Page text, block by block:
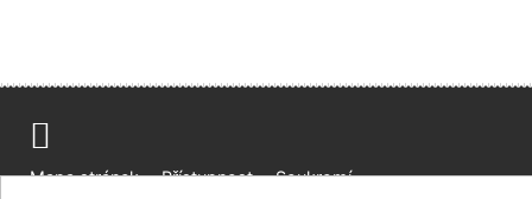
Mapa stránek Přístupnost Soukromí